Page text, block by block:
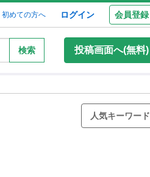
初めての方へ ログイン 会員登録
検索 投稿画面へ(無料)
人気キーワード